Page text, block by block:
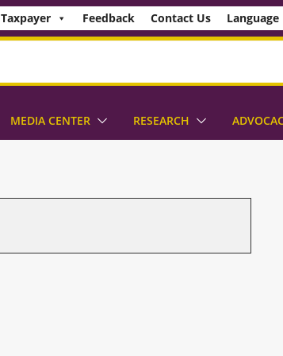
Taxpayer Feedback Contact Us Language
MEDIA CENTER RESEARCH